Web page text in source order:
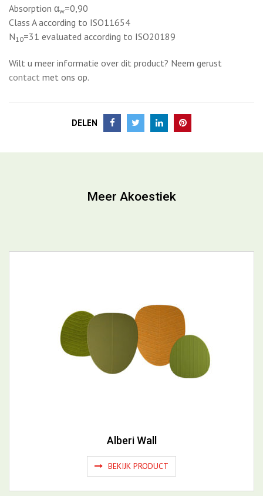
Absorption αw=0,90
Class A according to ISO11654
N10=31 evaluated according to ISO20189
Wilt u meer informatie over dit product? Neem gerust
contact met ons op.
DELEN
Meer Akoestiek
Alberi Wall
BEKIJK PRODUCT